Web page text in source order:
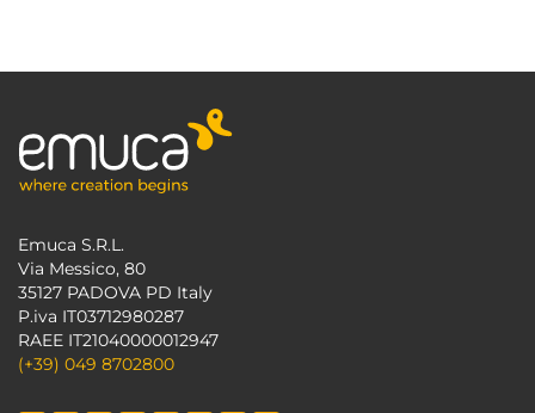
Emuca S.R.L.
Via Messico, 80
35127 PADOVA PD Italy
P.iva IT03712980287
RAEE IT21040000012947
(+39) 049 8702800